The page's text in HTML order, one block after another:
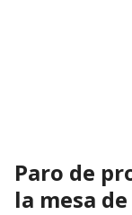
Paro de
la mesa